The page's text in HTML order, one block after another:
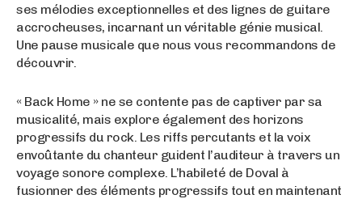
ses mélodies exceptionnelles et des lignes de guitare
accrocheuses, incarnant un véritable génie musical.
Une pause musicale que nous vous recommandons de
découvrir.
« Back Home » ne se contente pas de captiver par sa
musicalité, mais explore également des horizons
progressifs du rock. Les riffs percutants et la voix
envoûtante du chanteur guident l’auditeur à travers un
voyage sonore complexe. L’habileté de Doval à
fusionner des éléments progressifs tout en maintenant